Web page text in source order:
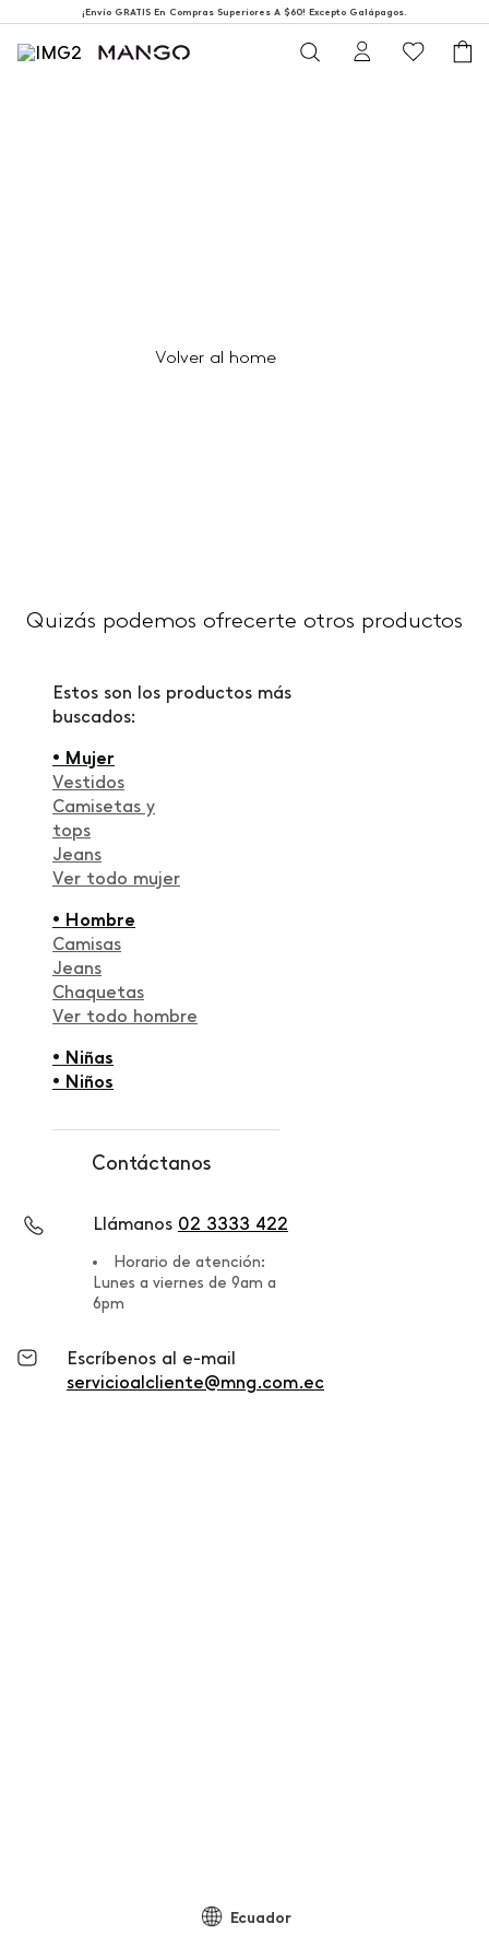
¡Envío GRATIS En Compras Superiores A $60! Excepto Galápagos.
Volver al home
Quizás podemos ofrecerte otros productos
Estos son los productos más
buscados:
• Mujer
Vestidos
Camisetas y
tops
Jeans
Ver todo mujer
• Hombre
Camisas
Jeans
Chaquetas
Ver todo hombre
• Niñas
• Niños
Contáctanos
Llámanos 02 3333 422
Horario de atención:
Lunes a viernes de 9am a
6pm
Escríbenos al e-mail
servicioalcliente@mng.com.ec
Ecuador